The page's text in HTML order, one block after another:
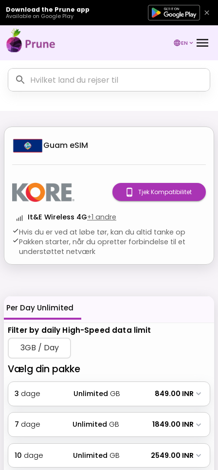
Download the Prune app
Available on Google Play
EN
Guam eSIM
It&E Wireless 4G+1 andre
Hvis du er ved at løbe tør, kan du altid tanke op
Pakken starter, når du opretter forbindelse til et
understøttet netværk
Tjek Kompatibilitet
Per Day Unlimited
Filter by daily High-Speed data limit
3GB / Day
Vælg din pakke
3 dage Unlimited GB ₹ 849.00 INR
7 dage Unlimited GB ₹ 1849.00 INR
10 dage Unlimited GB ₹ 2549.00 INR